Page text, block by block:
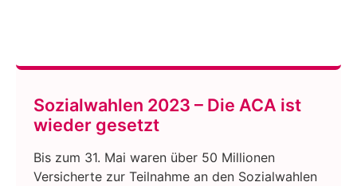
Sozialwahlen 2023 – Die ACA ist
wieder gesetzt
Bis zum 31. Mai waren über 50 Millionen
Versicherte zur Teilnahme an den Sozialwahlen